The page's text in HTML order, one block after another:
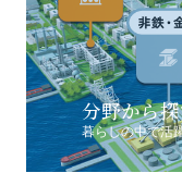
分野から
暮らしの中で活